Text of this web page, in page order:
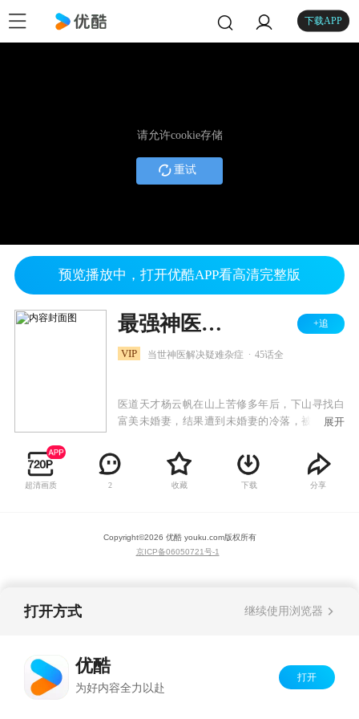
下载APP
请允许cookie存储
重试
预览播放中，打开优酷APP看高清完整版
最强神医混都市 +追
VIP 当世神医解决疑难杂症 45话全
医道天才杨云帆在山上苦修多年后，下山寻找白
富美未婚妻，结果遭到未婚妻的冷落，被视作乡
通通，却身怀绝技，任何疑难杂症到他面前都手
到病除，各种奇遇和危险迎刃而解。众人对他刮
目相看，未婚妻以及各路美女投怀送抱，而他秉
展开
超清画质 2 收藏 下载 分享
Copyright©2026 优酷 youku.com版权所有
京ICP备06050721号-1
打开方式 继续使用浏览器
优酷
为好内容全力以赴
打开